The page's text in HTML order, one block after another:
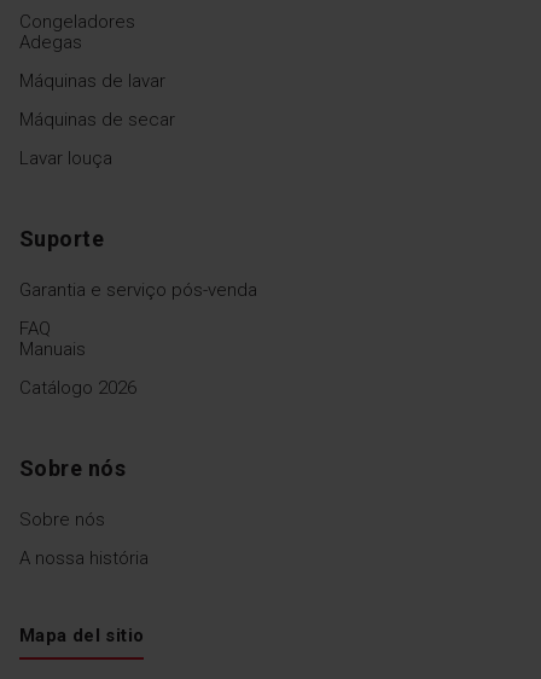
Congeladores
Adegas
Máquinas de lavar
Máquinas de secar
Lavar louça
Suporte
Garantia e serviço pós-venda
FAQ
Manuais
Catálogo 2026
Sobre nós
Sobre nós
A nossa história
Mapa del sitio